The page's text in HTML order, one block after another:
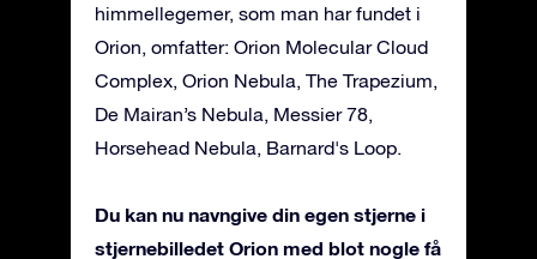
himmellegemer, som man har fundet i
Orion, omfatter: Orion Molecular Cloud
Complex, Orion Nebula, The Trapezium,
De Mairan’s Nebula, Messier 78,
Horsehead Nebula, Barnard's Loop.
Du kan nu navngive din egen stjerne i
stjernebilledet Orion med blot nogle få